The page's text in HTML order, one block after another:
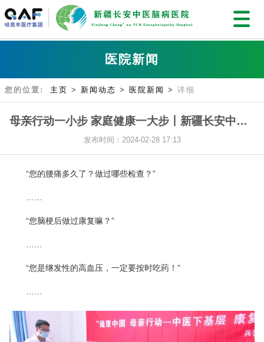
医院新闻
您的位置: 主页 > 新闻动态 > 医院新闻 > 详细
母亲行动一小步 家庭健康一大步丨新疆长安中医脑病医院走进兵团第四师开展“健康中国 母亲行动”健康巡诊活动
发布时间：2024-02-28 17:13
“您的腰痛多久了？做过哪些检查？”
“您脑梗后做过康复嘛？”
“您是继发性的高血压，一定要按时吃药！”